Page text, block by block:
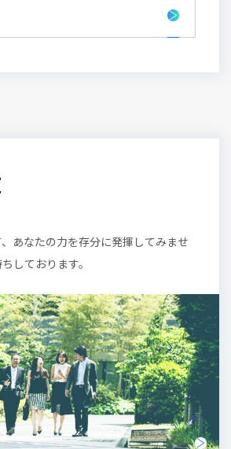
あなたの力を存分に発揮してみませ
しております。